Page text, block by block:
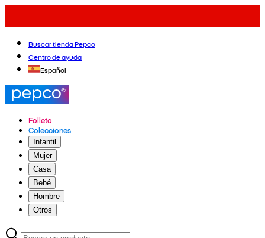
Buscar tienda Pepco
Centro de ayuda
Español
Folleto
Colecciones
Infantil
Mujer
Casa
Bebé
Hombre
Otros